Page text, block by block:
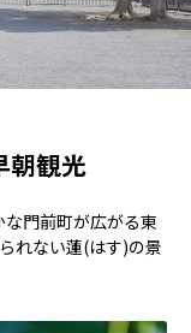
朝観光
門前町が広がる東
れない蓮(はす)の景